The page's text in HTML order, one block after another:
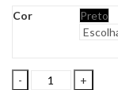
Cor Preto
Manga